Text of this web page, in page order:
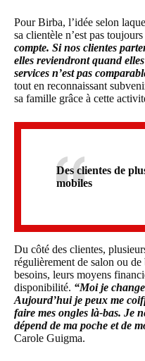
Pour Birba, l’idée selon
sa clientèle n’est pas
compte. Si nos clientes
elles reviendront quand
services n’est pas
tout en reconnaissant
sa famille grâce à cette
Des clientes de
mobiles
Du côté des clientes,
régulièrement de salon ou
besoins, leurs moyens
disponibilité. “Moi je
Aujourd’hui je peux me
faire mes ongles là-bas. Je
dépend de ma poche et de
Carole Guigma.